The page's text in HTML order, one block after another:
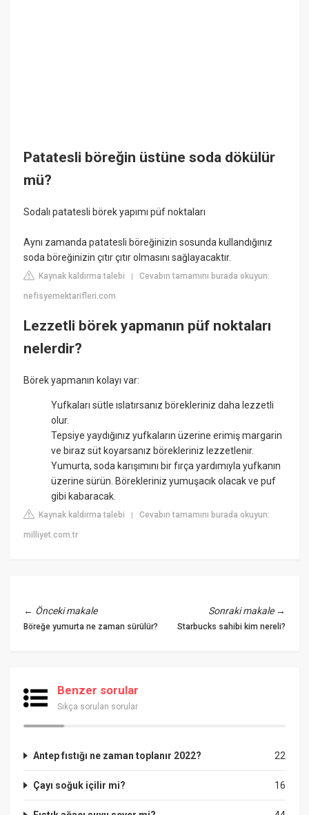
Patatesli böreğin üstüne soda dökülür
mü?
Sodalı patatesli börek yapımı püf noktaları
Aynı zamanda patatesli böreğinizin sosunda kullandığınız
soda böreğinizin çıtır çıtır olmasını sağlayacaktır.
Kaynak kaldırma talebi |Cevabın tamamını burada okuyun:
nefisyemektarifleri.com
Lezzetli börek yapmanın püf noktaları
nelerdir?
Börek yapmanın kolayı var:
Yufkaları sütle ıslatırsanız börekleriniz daha lezzetli
olur.
Tepsiye yaydığınız yufkaların üzerine erimiş margarin
ve biraz süt koyarsanız börekleriniz lezzetlenir.
Yumurta, soda karışımını bir fırça yardımıyla yufkanın
üzerine sürün. Börekleriniz yumuşacık olacak ve puf
gibi kabaracak.
Kaynak kaldırma talebi |Cevabın tamamını burada okuyun:
milliyet.com.tr
← Önceki makale
Böreğe yumurta ne zaman sürülür?
Sonraki makale→
Starbucks sahibi kim nereli?
Benzer sorular
Sıkça sorulan sorular
22
Antep fıstığı ne zaman toplanır 2022?
16
Çayı soğuk içilir mi?